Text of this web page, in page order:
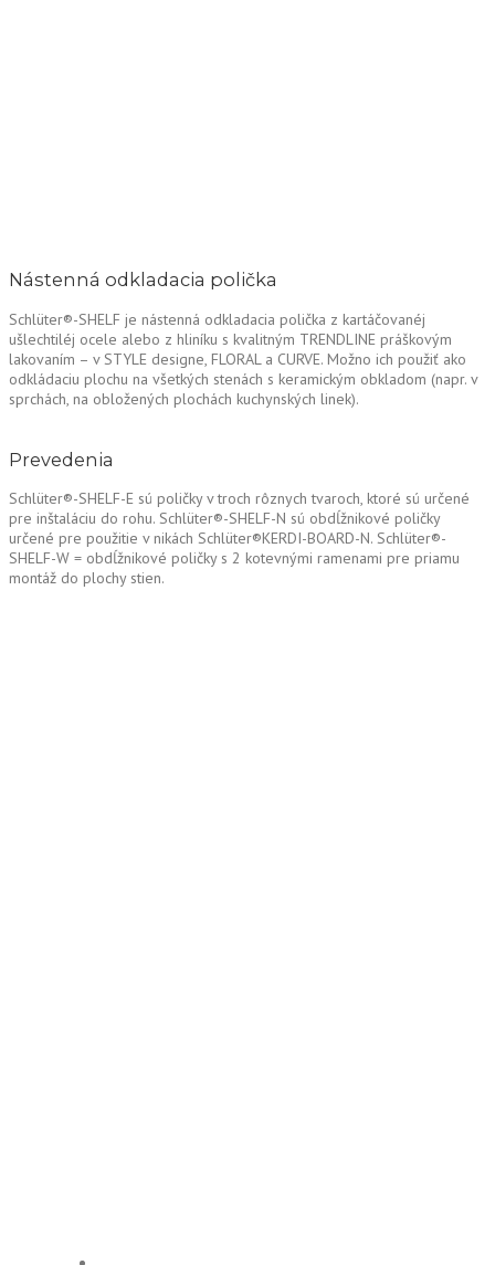
Nástenná odkladacia polička
Schlüter®-SHELF je nástenná odkladacia polička z kartáčovanéj
ušlechtiléj ocele alebo z hliníku s kvalitným TRENDLINE práškovým
lakovaním – v STYLE designe, FLORAL a CURVE. Možno ich použiť ako
odkládaciu plochu na všetkých stenách s keramickým obkladom (napr. v
sprchách, na obložených plochách kuchynských linek).
Prevedenia
Schlüter®-SHELF-E sú poličky v troch rôznych tvaroch, ktoré sú určené
pre inštaláciu do rohu. Schlüter®-SHELF-N sú obdĺžnikové poličky
určené pre použitie v nikách Schlüter®KERDI-BOARD-N. Schlüter®-
SHELF-W = obdĺžnikové poličky s 2 kotevnými ramenami pre priamu
montáž do plochy stien.